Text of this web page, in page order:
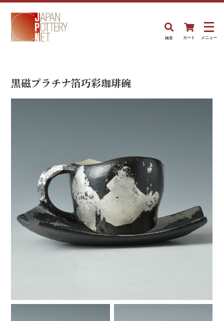
検索 カート メニュー
黒磁プラチナ箔巧彩珈琲碗